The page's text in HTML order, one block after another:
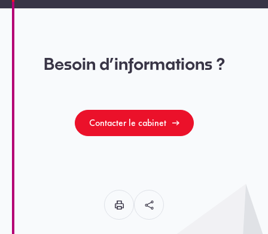
Besoin d’informations ?
Contacter le cabinet